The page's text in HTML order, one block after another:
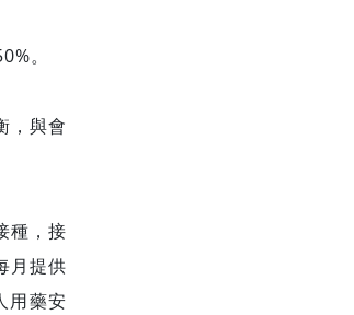
。
，與會
種，接
月提供
用藥安